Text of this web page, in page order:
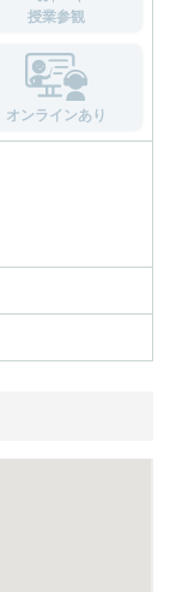
授業参観
オンラインあり